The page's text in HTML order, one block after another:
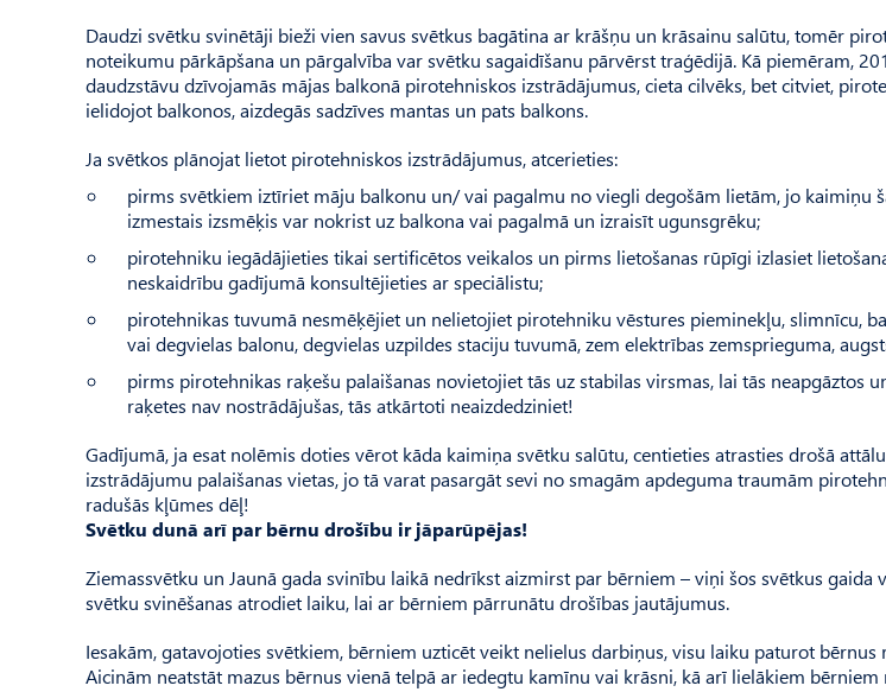
Daudzi svētku svinētāji bieži vien savus svētkus bagātina ar krāšņu un krāsainu salūtu, tomēr
noteikumu pārkāpšana un pārgalvība var svētku sagaidīšanu pārvērst traģēdijā. Kā piemēram,
daudzstāvu dzīvojamās mājas balkonā pirotehniskos izstrādājumus, cieta cilvēks, bet citviet,
ielidojot balkonos, aizdegās sadzīves mantas un pats balkons.
Ja svētkos plānojat lietot pirotehniskos izstrādājumus, atcerieties:
pirms svētkiem iztīriet māju balkonu un/ vai pagalmu no viegli degošām lietām, jo kaimiņu
izmestais izsmēķis var nokrist uz balkona vai pagalmā un izraisīt ugunsgrēku;
pirotehniku iegādājieties tikai sertificētos veikalos un pirms lietošanas rūpīgi izlasiet
neskaidrību gadījumā konsultējieties ar speciālistu;
pirotehnikas tuvumā nesmēķējiet un nelietojiet pirotehniku vēstures pieminekļu, slimnīcu,
vai degvielas balonu, degvielas uzpildes staciju tuvumā, zem elektrības zemsprieguma,
pirms pirotehnikas raķešu palaišanas novietojiet tās uz stabilas virsmas, lai tās neapgāztos
raķetes nav nostrādājušas, tās atkārtoti neaizdedziniet!
Gadījumā, ja esat nolēmis doties vērot kāda kaimiņa svētku salūtu, centieties atrasties drošā
izstrādājumu palaišanas vietas, jo tā varat pasargāt sevi no smagām apdeguma traumām
radušās kļūmes dēļ!
Svētku dunā arī par bērnu drošību ir jāparūpējas!
Ziemassvētku un Jaunā gada svinību laikā nedrīkst aizmirst par bērniem – viņi šos svētkus gaida
svētku svinēšanas atrodiet laiku, lai ar bērniem pārrunātu drošības jautājumus.
Iesakām, gatavojoties svētkiem, bērniem uzticēt veikt nelielus darbiņus, visu laiku paturot bērnus
Aicinām neatstāt mazus bērnus vienā telpā ar iedegtu kamīnu vai krāsni, kā arī lielākiem bērniem